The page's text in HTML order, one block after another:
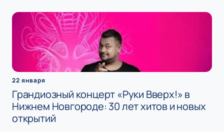
22 января
Грандиозный концерт «Руки Вверх!» в
Нижнем Новгороде: 30 лет хитов и новых
открытий